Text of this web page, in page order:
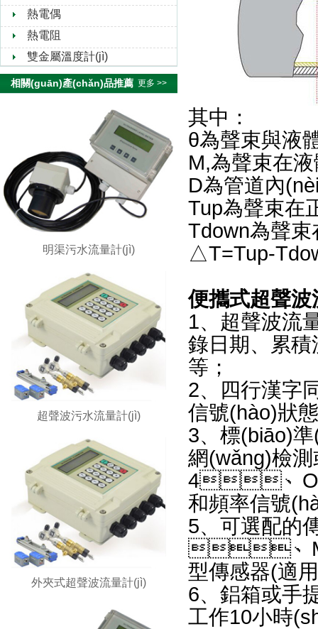
熱電偶
熱電阻
雙金屬溫度計(jì)
相關(guān)產(chǎn)品推薦 更多 >>
明渠污水流量計(jì)
超聲波污水流量計(jì)
外夾式超聲波流量計(jì)
其中：
θ為聲束與液
M,為聲束在
D為管道內
Tup為聲束在
Tdown為聲
△T=Tup-
便攜式超聲
1、超聲波流
錄日期、累積
等；
2、四行漢
信號(hào)狀態
3、標
網(wǎng)檢
4、
和頻率信號
5、可選
、M
型傳感器(適
6、鋁箱或
工作10小時(shí)